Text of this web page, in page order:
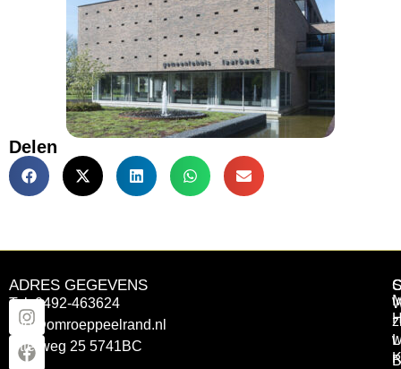
Delen
ADRES GEGEVENS
Tel: 0492-463624
info@omroeppeelrand.nl
Otterweg 25 5741BC